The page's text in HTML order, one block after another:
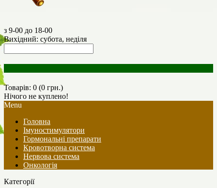
з 9-00 до 18-00
Вихідний: субота, неділя
Товарів: 0 (0 грн.)
Нічого не куплено!
Menu
Головна
Імуностимулятори
Гормональні препарати
Кровотворна система
Нервова система
Онкологія
Категорії